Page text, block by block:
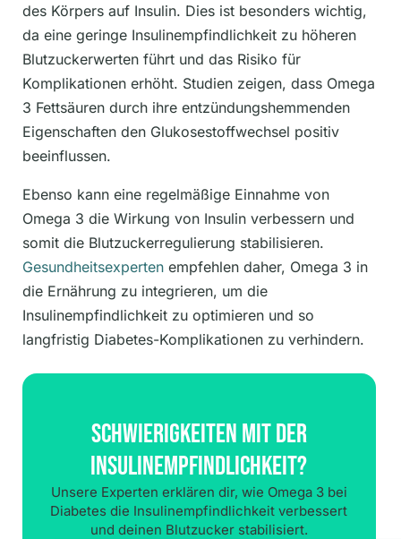
des Körpers auf Insulin. Dies ist besonders wichtig,
da eine geringe Insulinempfindlichkeit zu höheren
Blutzuckerwerten führt und das Risiko für
Komplikationen erhöht. Studien zeigen, dass Omega
3 Fettsäuren durch ihre entzündungshemmenden
Eigenschaften den Glukosestoffwechsel positiv
beeinflussen.
Ebenso kann eine regelmäßige Einnahme von
Omega 3 die Wirkung von Insulin verbessern und
somit die Blutzuckerregulierung stabilisieren.
Gesundheitsexperten empfehlen daher, Omega 3 in
die Ernährung zu integrieren, um die
Insulinempfindlichkeit zu optimieren und so
langfristig Diabetes-Komplikationen zu verhindern.
Schwierigkeiten Mit Der
Insulinempfindlichkeit?
Unsere Experten erklären dir, wie Omega 3 bei
Diabetes die Insulinempfindlichkeit verbessert
und deinen Blutzucker stabilisiert.